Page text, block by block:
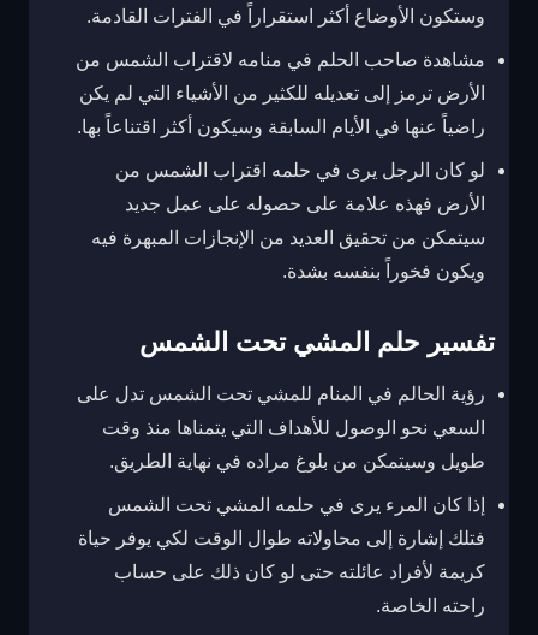
وستكون الأوضاع أكثر استقراراً في الفترات القادمة.
مشاهدة صاحب الحلم في منامه لاقتراب الشمس من
الأرض ترمز إلى تعديله للكثير من الأشياء التي لم يكن
راضياً عنها في الأيام السابقة وسيكون أكثر اقتناعاً بها.
لو كان الرجل يرى في حلمه اقتراب الشمس من
الأرض فهذه علامة على حصوله على عمل جديد
سيتمكن من تحقيق العديد من الإنجازات المبهرة فيه
ويكون فخوراً بنفسه بشدة.
تفسير حلم المشي تحت الشمس
رؤية الحالم في المنام للمشي تحت الشمس تدل على
السعي نحو الوصول للأهداف التي يتمناها منذ وقت
طويل وسيتمكن من بلوغ مراده في نهاية الطريق.
إذا كان المرء يرى في حلمه المشي تحت الشمس
فتلك إشارة إلى محاولاته طوال الوقت لكي يوفر حياة
كريمة لأفراد عائلته حتى لو كان ذلك على حساب
راحته الخاصة.